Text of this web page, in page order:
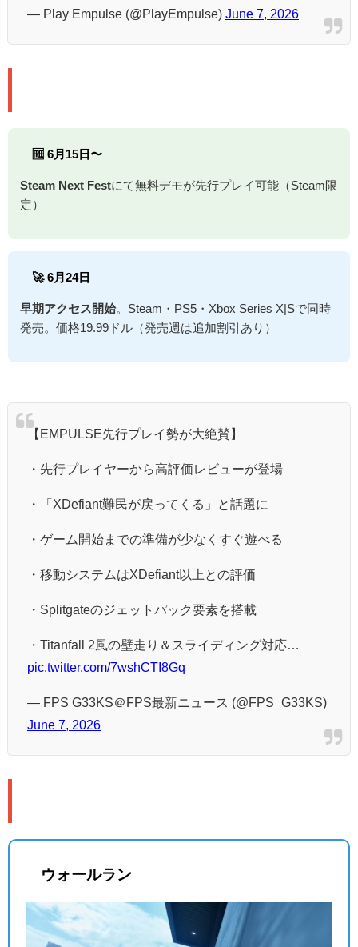
— Play Empulse (@PlayEmpulse) June 7, 2026
🆓 6月15日〜
Steam Next Festにて無料デモが先行プレイ可能（Steam限
定）
🚀 6月24日
早期アクセス開始。Steam・PS5・Xbox Series X|Sで同時
発売。価格19.99ドル（発売週は追加割引あり）
【EMPULSE先行プレイ勢が大絶賛】
・先行プレイヤーから高評価レビューが登場
・「XDefiant難民が戻ってくる」と話題に
・ゲーム開始までの準備が少なくすぐ遊べる
・移動システムはXDefiant以上との評価
・Splitgateのジェットパック要素を搭載
・Titanfall 2風の壁走り＆スライディング対応…
pic.twitter.com/7wshCTI8Gq
— FPS G33KS＠FPS最新ニュース (@FPS_G33KS)
June 7, 2026
ウォールラン